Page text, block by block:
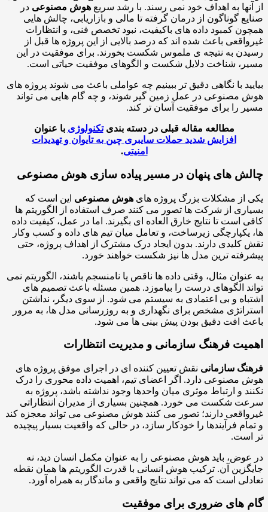
به اهداف خود نمی رسند. با رشد سریعهوش مصنوعیدر
گوناگون از درمان گرفته تا مالی و بازاریابی، چالش هایی
کمبود داده های باکیفیت، نبود تخصص فنی، و انتظارات
باعث شده اند که درصد بالایی از این پروژه ها قبل از
به نتیجه ی ملموس شکست بخورند. برای موفقیت در این
شناخت دلایل شکست و الگوهای موفقیت حیاتی است.
با نگاهی دقیق تر ببینیم چه عواملی باعث می شوند پروژه های
مصنوعی در عمل زمین گیر شوند، و چه گام هایی می تواند
را برای موفقیت آسان تر کند.
مطالعه مقاله قبلی در دسته بندیتکنولوژیبا عنوان
افزایش شدید حملات سایبری چین به تایوان و تهدیدات
امنیتی.
های پنهان در مسیر پیاده سازی هوش مصنوعی
از مشکلات بزرگ پروژه های هوش مصنوعیاین است که
از شرکت ها تصور می کنند صرف استفاده از الگوریتم ها
است تا نتایج خارق العاده ای بگیرند. اما در عمل، کیفیت داده
یکپارچگی زیرساخت، و تعامل میان تیم های داده و کسب وکار
کلیدی دارند. بدون ایجاد درک مشترک از اهداف پروژه، حتی
ترین مدل ها نیز شکست خواهند خورد.
مثال، وقتی داده ها ناقص یا نامنسجم باشند، الگوریتم نمی
الگوهای درست را بیاموزد. همین مسئله باعث تصمیم های
و بی اعتمادی به سیستم می شود. از سوی دیگر، نداشتن
مشخص برای نگهداری و به روزرسانی مدل ها، به مرور
افت دقیق بودن پیش بینی ها می شود.
فرهنگ سازمانی و مدیریت انتظارات
سازمانی نقش تعیین کننده ای در اجرای موفق پروژه های
مصنوعی دارد. اگر اعضای تیم، اهمیت داده محوری را درک
و ارتباط موثری میان واحدها وجود نداشته باشد، پروژه به
شکست می خورد. همچنین بسیاری از مدیران انتظاراتی
دارند؛ تصور می کنند هوش مصنوعی می تواند معجزه کند
فرآیندها را خودکار سازد، در حالی که واقعیت بسیار پیچیده
باید هوش مصنوعی را به عنوان مکمل انسان دید، نه
آن. ترکیب هوش انسانی با قدرت الگوریتم ها همان نقطه
است که می تواند نتایج واقعی و ماندگار به همراه آورد.
های ضروری برای موفقیت